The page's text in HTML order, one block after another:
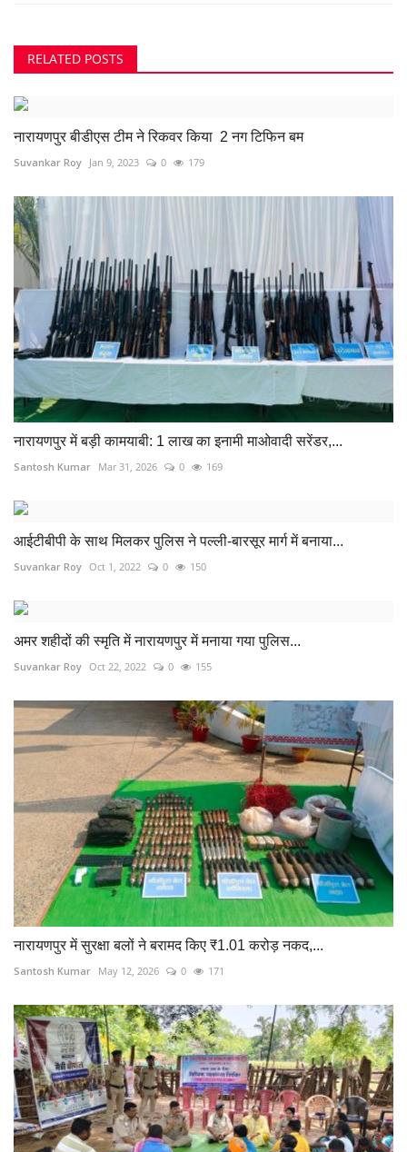
RELATED POSTS
नारायणपुर बीडीएस टीम ने रिकवर किया 2 नग टिफिन बम
Suvankar Roy Jan 9, 2023 0 179
नारायणपुर में बड़ी कामयाबी: 1 लाख का इनामी माओवादी सरेंडर,...
Santosh Kumar Mar 31, 2026 0 169
आईटीबीपी के साथ मिलकर पुलिस ने पल्ली-बारसूर मार्ग में बनाया...
Suvankar Roy Oct 1, 2022 0 150
अमर शहीदों की स्मृति में नारायणपुर में मनाया गया पुलिस...
Suvankar Roy Oct 22, 2022 0 155
नारायणपुर में सुरक्षा बलों ने बरामद किए ₹1.01 करोड़ नकद,...
Santosh Kumar May 12, 2026 0 171